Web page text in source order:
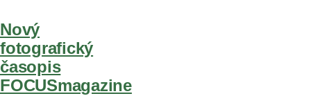
Nový
fotografický
časopis
FOCUSmagazine